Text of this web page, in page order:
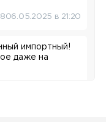
06.05.2025 в 21:20
импортный!
даже на